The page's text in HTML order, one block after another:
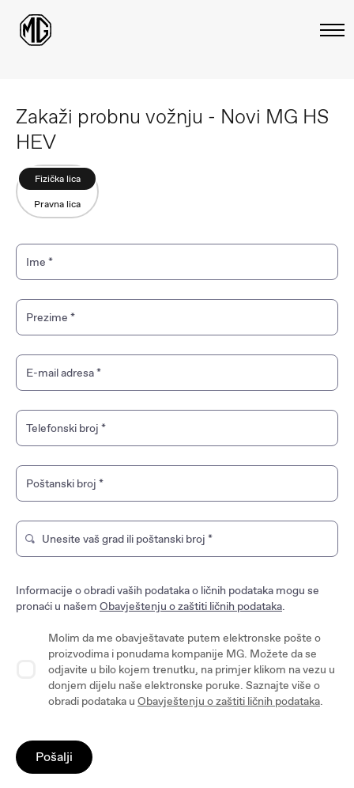
Zakaži probnu vožnju - Novi MG HS
HEV
Fizička lica
Pravna lica
Ime *
Prezime *
E-mail adresa*
Telefonski broj *
Poštanski broj *
Type to search for a brand store. Use arrow keys to
Unesite vaš grad ili poštanski broj *
Informacije o obradi vaših podataka o ličnih podataka mogu se
pronaći u našem Obavještenju o zaštiti ličnih podataka.
Molim da me obavještavate putem elektronske pošte o
proizvodima i ponudama kompanije MG. Možete da se
odjavite u bilo kojem trenutku, na primjer klikom na vezu u
donjem dijelu naše elektronske poruke. Saznajte više o
obradi podataka u Obavještenju o zaštiti ličnih podataka.
Pošalji